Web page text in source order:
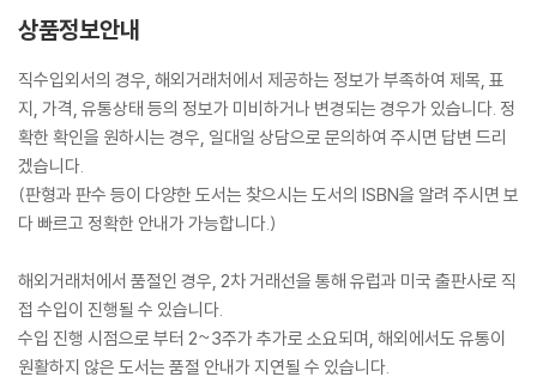
상품정보안내
직수입외서의 경우, 해외거래처에서 제공하는 정보가 부족하여 제목, 표
지, 가격, 유통상태 등의 정보가 미비하거나 변경되는 경우가 있습니다. 정
확한 확인을 원하시는 경우, 일대일 상담으로 문의하여 주시면 답변 드리
겠습니다.
(판형과 판수 등이 다양한 도서는 찾으시는 도서의 ISBN을 알려 주시면 보
다 빠르고 정확한 안내가 가능합니다.)
해외거래처에서 품절인 경우, 2차 거래선을 통해 유럽과 미국 출판사로 직
접 수입이 진행될 수 있습니다.
수입 진행 시점으로 부터 2~3주가 추가로 소요되며, 해외에서도 유통이
원활하지 않은 도서는 품절 안내가 지연될 수 있습니다.